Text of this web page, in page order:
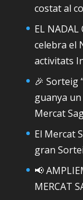
costat al
EL
celebra el
activitats
🎉 Sorteig
guanya
Mercat
El Mercat
gran
📢
MERCAT